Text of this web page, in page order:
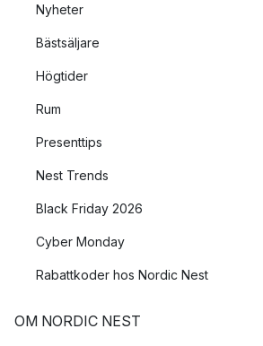
Nyheter
Bästsäljare
Högtider
Rum
Presenttips
Nest Trends
Black Friday 2026
Cyber Monday
Rabattkoder hos Nordic Nest
OM NORDIC NEST